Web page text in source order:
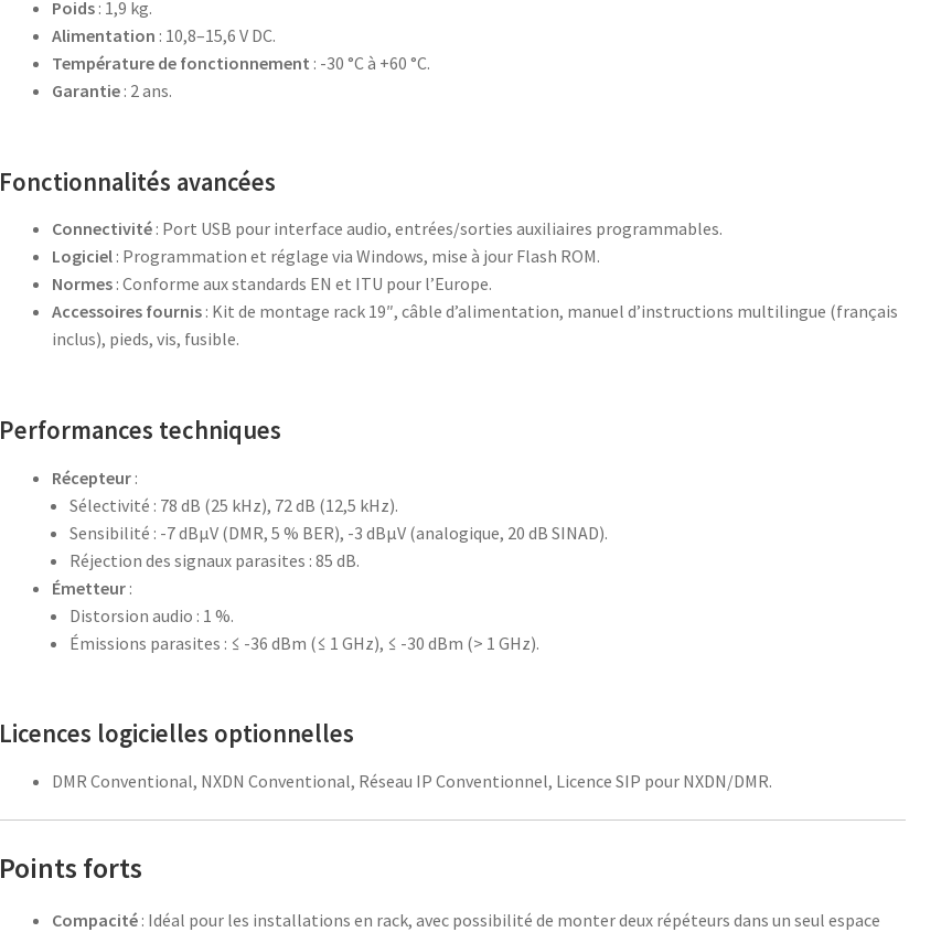
Poids : 1,9 kg.
Alimentation : 10,8–15,6 V DC.
Température de fonctionnement : -30 °C à +60 °C.
Garantie : 2 ans.
Fonctionnalités avancées
Connectivité : Port USB pour interface audio, entrées/sorties auxiliaires programmables.
Logiciel : Programmation et réglage via Windows, mise à jour Flash ROM.
Normes : Conforme aux standards EN et ITU pour l’Europe.
Accessoires fournis : Kit de montage rack 19″, câble d’alimentation, manuel d’instructions multilingue (français
inclus), pieds, vis, fusible.
Performances techniques
Récepteur :
Sélectivité : 78 dB (25 kHz), 72 dB (12,5 kHz).
Sensibilité : -7 dBµV (DMR, 5 % BER), -3 dBµV (analogique, 20 dB SINAD).
Réjection des signaux parasites : 85 dB.
Émetteur :
Distorsion audio : 1 %.
Émissions parasites : ≤ -36 dBm (≤ 1 GHz), ≤ -30 dBm (> 1 GHz).
Licences logicielles optionnelles
DMR Conventional, NXDN Conventional, Réseau IP Conventionnel, Licence SIP pour NXDN/DMR.
Points forts
Compacité : Idéal pour les installations en rack, avec possibilité de monter deux répéteurs dans un seul espace